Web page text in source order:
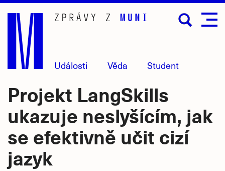
Přejít
hlavní
obsah
Události Věda Student
Projekt LangSkills
ukazuje neslyšícím, jak
se efektivně učit cizí
jazyk